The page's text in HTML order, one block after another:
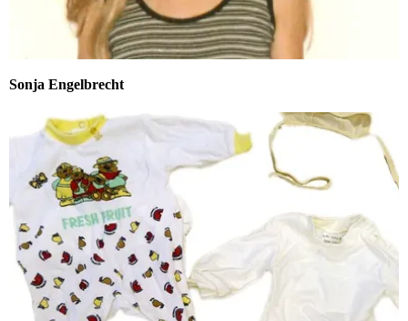
Sonja Engelbrecht